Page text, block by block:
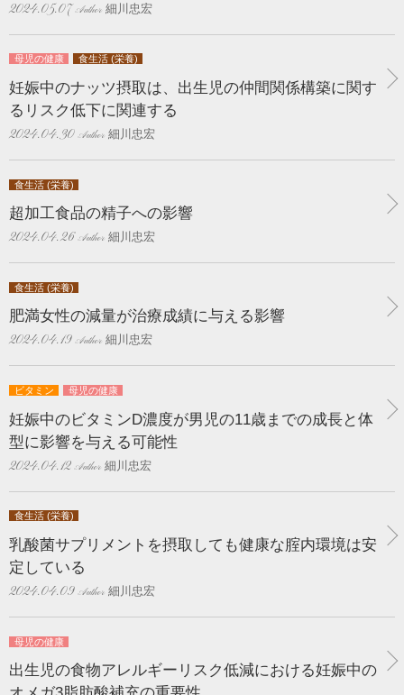
2024.05.07 細川忠宏
母児の健康 食生活 (栄養)
妊娠中のナッツ摂取は、出生児の仲間関係構築に関す
るリスク低下に関連する
2024.04.30 細川忠宏
食生活 (栄養)
超加工食品の精子への影響
2024.04.26 細川忠宏
食生活 (栄養)
肥満女性の減量が治療成績に与える影響
2024.04.19 細川忠宏
ビタミン 母児の健康
妊娠中のビタミンD濃度が男児の11歳までの成長と体
型に影響を与える可能性
2024.04.12 細川忠宏
食生活 (栄養)
乳酸菌サプリメントを摂取しても健康な腟内環境は安
定している
2024.04.09 細川忠宏
母児の健康
出生児の食物アレルギーリスク低減における妊娠中の